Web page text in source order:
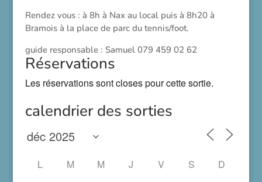
Rendez vous : à 8h à Nax au local puis à 8h20 à
Bramois à la place de parc du tennis/foot.
guide responsable : Samuel 079 459 02 62
Réservations
Les réservations sont closes pour cette sortie.
calendrier des sorties
L M M J V S
D